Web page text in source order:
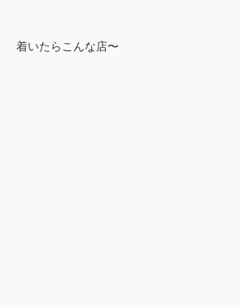
着いたらこんな店〜